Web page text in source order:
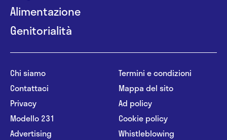
Alimentazione
Genitorialità
Chi siamo
Contattaci
Privacy
Modello 231
Advertising
Termini e condizioni
Mappa del sito
Ad policy
Cookie policy
Whistleblowing